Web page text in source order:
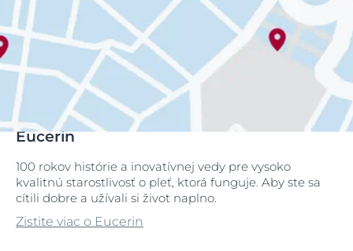
Eucerin
100 rokov histórie a inovatívnej vedy pre vysoko
kvalitnú starostlivosť o pleť, ktorá funguje. Aby ste sa
cítili dobre a užívali si život naplno.
Zistite viac o Eucerin